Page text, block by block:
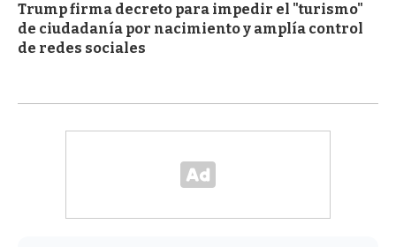
Trump firma decreto para impedir el "turismo"
de ciudadanía por nacimiento y amplía control
de redes sociales